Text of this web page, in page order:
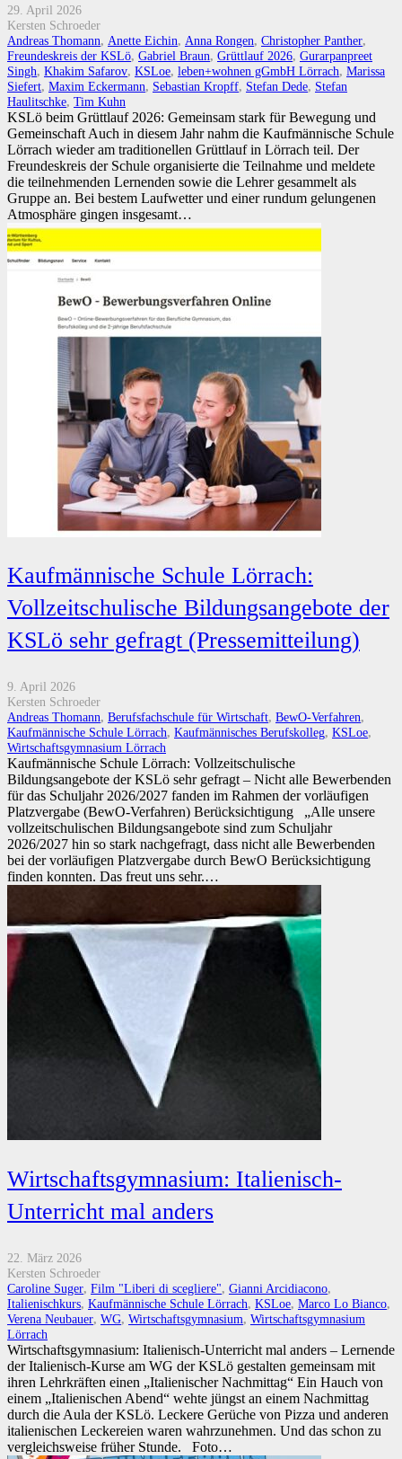
29. April 2026
Kersten Schroeder
Andreas Thomann, Anette Eichin, Anna Rongen, Christopher Panther,
Freundeskreis der KSLö, Gabriel Braun, Grüttlauf 2026, Gurarpanpreet
Singh, Khakim Safarov, KSLoe, leben+wohnen gGmbH Lörrach, Marissa
Siefert, Maxim Eckermann, Sebastian Kropff, Stefan Dede, Stefan
Haulitschke, Tim Kuhn
KSLö beim Grüttlauf 2026: Gemeinsam stark für Bewegung und
Gemeinschaft Auch in diesem Jahr nahm die Kaufmännische Schule
Lörrach wieder am traditionellen Grüttlauf in Lörrach teil. Der
Freundeskreis der Schule organisierte die Teilnahme und meldete
die teilnehmenden Lernenden sowie die Lehrer gesammelt als
Gruppe an. Bei bestem Laufwetter und einer rundum gelungenen
Atmosphäre gingen insgesamt…
Kaufmännische Schule Lörrach:
Vollzeitschulische Bildungsangebote der
KSLö sehr gefragt (Pressemitteilung)
9. April 2026
Kersten Schroeder
Andreas Thomann, Berufsfachschule für Wirtschaft, BewO-Verfahren,
Kaufmännische Schule Lörrach, Kaufmännisches Berufskolleg, KSLoe,
Wirtschaftsgymnasium Lörrach
Kaufmännische Schule Lörrach: Vollzeitschulische
Bildungsangebote der KSLö sehr gefragt – Nicht alle Bewerbenden
für das Schuljahr 2026/2027 fanden im Rahmen der vorläufigen
Platzvergabe (BewO-Verfahren) Berücksichtigung „Alle unsere
vollzeitschulischen Bildungsangebote sind zum Schuljahr
2026/2027 hin so stark nachgefragt, dass nicht alle Bewerbenden
bei der vorläufigen Platzvergabe durch BewO Berücksichtigung
finden konnten. Das freut uns sehr.…
Wirtschaftsgymnasium: Italienisch-
Unterricht mal anders
22. März 2026
Kersten Schroeder
Caroline Suger, Film "Liberi di scegliere", Gianni Arcidiacono,
Italienischkurs, Kaufmännische Schule Lörrach, KSLoe, Marco Lo Bianco,
Verena Neubauer, WG, Wirtschaftsgymnasium, Wirtschaftsgymnasium
Lörrach
Wirtschaftsgymnasium: Italienisch-Unterricht mal anders – Lernende
der Italienisch-Kurse am WG der KSLö gestalten gemeinsam mit
ihren Lehrkräften einen „Italienischer Nachmittag“ Ein Hauch von
einem „Italienischen Abend“ wehte jüngst an einem Nachmittag
durch die Aula der KSLö. Leckere Gerüche von Pizza und anderen
italienischen Leckereien waren wahrzunehmen. Und das schon zu
vergleichsweise früher Stunde. Foto…